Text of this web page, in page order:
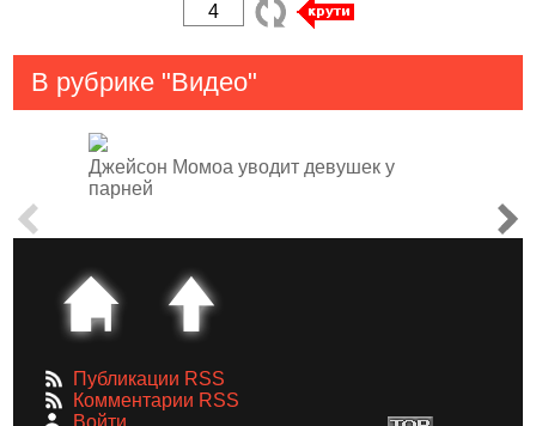
В рубрике "Видео"
Джейсон Момоа уводит девушек у
парней
Публикации RSS
Комментарии RSS
Войти